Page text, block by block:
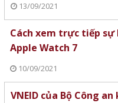
13/09/2021
Cách xem trực tiếp sự
Apple Watch 7
10/09/2021
VNEID của Bộ Công